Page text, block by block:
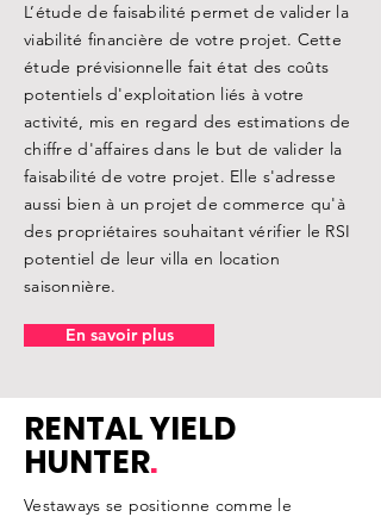
L’étude de faisabilité permet de valider la
viabilité financière de votre projet. Cette
étude prévisionnelle fait état des coûts
potentiels d'exploitation liés à votre
activité, mis en regard des estimations de
chiffre d'affaires dans le but de valider la
faisabilité de votre projet. Elle s'adresse
aussi bien à un projet de commerce qu'à
des propriétaires souhaitant vérifier le RSI
potentiel de leur villa en location
saisonnière.
En savoir plus
RENTAL YIELD
HUNTER.
Vestaways se positionne comme le